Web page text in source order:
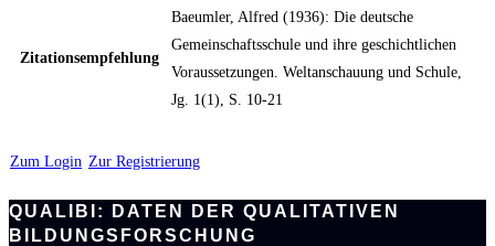
Zitationsempfehlung
Baeumler, Alfred (1936): Die deutsche
Gemeinschaftsschule und ihre geschichtlichen
Voraussetzungen. Weltanschauung und Schule,
Jg. 1(1), S. 10-21
Zum Login Zur Registrierung
QUALIBI: DATEN DER QUALITATIVEN
BILDUNGSFORSCHUNG